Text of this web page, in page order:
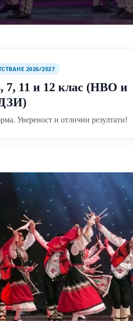
2026/2027
7, 11 и 12 клас (НВО и
Увереност и отлични резултати!